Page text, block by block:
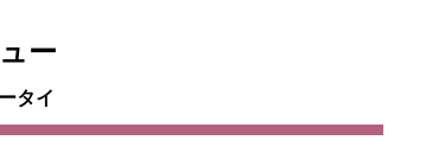
ー
タイ